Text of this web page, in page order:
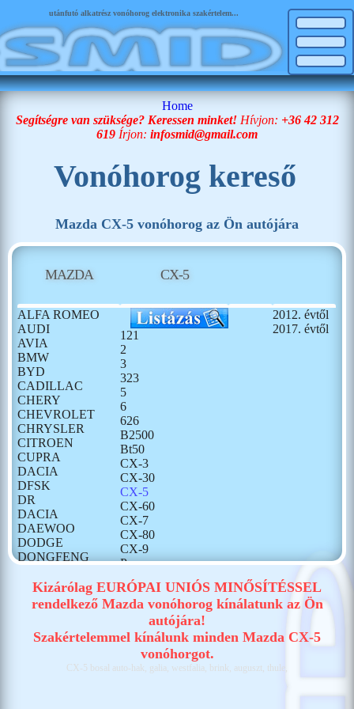
utánfutó alkatrész vonóhorog elektronika szakértelem...
Home
Segítségre van szüksége? Keressen minket! Hívjon: +36 42 312
619 Írjon: infosmid@gmail.com
Vonóhorog kereső
Mazda CX-5 vonóhorog az Ön autójára
MAZDA CX-5
ALFA ROMEO
AUDI
AVIA
BMW
BYD
CADILLAC
CHERY
CHEVROLET
CHRYSLER
CITROEN
CUPRA
DACIA
DFSK
DR
DACIA
DAEWOO
DODGE
DONGFENG
FORD
GONOW
HUMMER
121
2
3
323
5
6
626
B2500
Bt50
CX-3
CX-30
CX-5
CX-60
CX-7
CX-80
CX-9
Premacy
Tribute
2012. évtől
2017. évtől
Kizárólag EURÓPAI UNIÓS MINŐSÍTÉSSEL
rendelkező Mazda vonóhorog kínálatunk az Ön
autójára!
Szakértelemmel kínálunk minden Mazda CX-5
vonóhorgot.
CX-5 bosal auto-hak, galia, westfalia, brink, auguszt, thule,